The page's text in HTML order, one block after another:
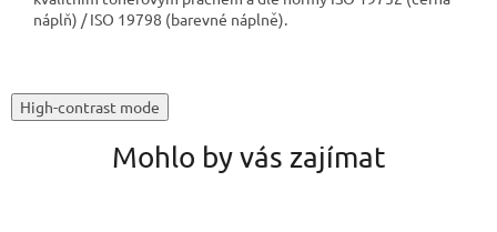
náplň) / ISO 19798 (barevné náplně).
High-contrast mode
Mohlo by vás zajímat